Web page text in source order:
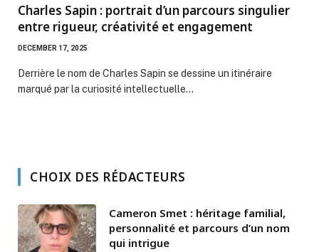
Charles Sapin : portrait d’un parcours singulier
entre rigueur, créativité et engagement
DECEMBER 17, 2025
Derrière le nom de Charles Sapin se dessine un itinéraire
marqué par la curiosité intellectuelle…
CHOIX DES RÉDACTEURS
Cameron Smet : héritage familial,
personnalité et parcours d’un nom
qui intrigue